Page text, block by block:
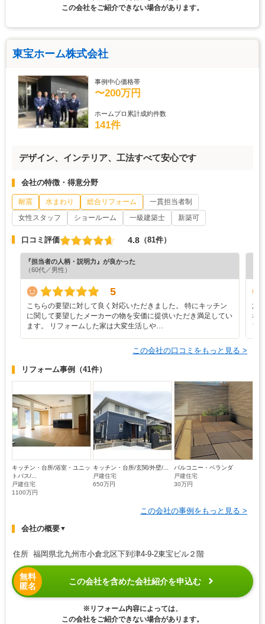
この会社をご紹介できない場合があります。
東宝ホーム株式会社
事例中心価格帯
〜200万円
ホームプロ累計成約件数
141件
デザイン、インテリア、工法すべて安心です
会社の特徴・得意分野
耐震 水まわり 総合リフォーム
一貫担当者制
女性スタッフ
ショールーム 一級建築士 新築可
口コミ評価 4.8 （81件）
『担当者の人柄・説明力』が良かった
（60代／男性）
5
こちらの要望に対して良く対応いただきました。 特にキッチン
に関して要望したメーカーの物を安価に提供いただき満足してい
ます。 リフォームした家は大変生活しや…
施
な
フ
この会社の口コミをもっと見る >
リフォーム事例 （41件）
キッチン・台所/浴室・ユニッ
トバス/...
戸建住宅
1100万円
キッチン・台所/玄関/外壁/...
戸建住宅
650万円
バルコニー・ベランダ
戸建住宅
30万円
この会社の事例をもっと見る >
会社の概要▼
住所 福岡県北九州市小倉北区下到津4-9-2東宝ビル２階
無料
匿名
この会社を含めた会社紹介を申込む
※リフォーム内容によっては、
この会社をご紹介できない場合があります。